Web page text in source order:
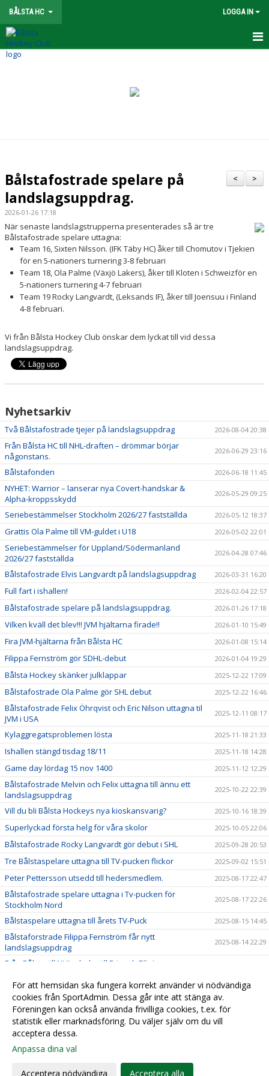
BÅLSTA HC LOGGA IN
FÖRENING
SPONSORER
KALENDER
VÅRA LAG/LEDARE
UTBILDNING
DOKUMENT
ISTIDER
FÖRSLAGSLÅDA
>
<
Bålstafostrade spelare på
landslagsuppdrag.
2026-01-26 17:18
När senaste landslagstrupperna presenterades så är tre
Bålstafostrade spelare uttagna:
Team 16, Sixten Nilsson. (IFK Täby HC) åker till Chomutov i Tjekien
för en 5-nationers turnering 3-8 februari
Team 18, Ola Palme (Växjö Lakers), åker till Kloten i Schweizför en
5-nationers turnering 4-7 februari
Team 19 Rocky Langvardt, (Leksands IF), åker till Joensuu i Finland
4-8 februari.
Vi från Bålsta Hockey Club önskar dem lyckat till vid dessa
landslagsuppdrag.
Nyhetsarkiv
Två Bålstafostrade tjejer på landslagsuppdrag 2026-08-04 20:38
Från Bålsta HC till NHL-draften – drömmar börjar
någonstans.
2026-06-29 23:16
Bålstafonden 2026-06-18 11:45
NYHET: Warrior – lanserar nya Covert-handskar &
Alpha-kroppsskydd
2026-05-29 09:25
Seriebestämmelser Stockholm 2026/27 fastställda 2026-05-12 18:37
Grattis Ola Palme till VM-guldet i U18 2026-05-02 22:01
Seriebestämmelser för Uppland/Södermanland
2026/27 fastställda
2026-04-28 07:46
Bålstafostrade Elvis Langvardt på landslagsuppdrag 2026-03-31 16:20
Full fart i ishallen! 2026-02-04 22:57
Bålstafostrade spelare på landslagsuppdrag. 2026-01-26 17:18
Vilken kväll det blev!!! JVM hjältarna firade!! 2026-01-10 15:49
Fira JVM-hjältarna från Bålsta HC 2026-01-08 15:14
Filippa Fernström gör SDHL-debut 2026-01-04 19:29
Bålsta Hockey skänker julklappar 2025-12-22 17:09
Bålstafostrade Ola Palme gör SHL debut 2025-12-22 16:46
Bålstafostrade Felix Öhrqvist och Eric Nilson uttagna til
JVM i USA
2025-12-11 08:17
Kylaggregatsproblemen lösta 2025-11-18 21:33
Ishallen stängd tisdag 18/11 2025-11-18 14:28
Game day lördag 15 nov 1400 2025-11-12 12:29
Bålstafostrade Melvin och Felix uttagna till ännu ett
landslagsuppdrag
2025-10-22 22:39
Vill du bli Bålsta Hockeys nya kioskansvarig? 2025-10-16 18:39
Superlyckad första helg för våra skolor 2025-10-05 22:06
Bålstafostrade Rocky Langvardt gör debut i SHL 2025-09-28 20:53
Tre Bålstaspelare uttagna till TV-pucken flickor 2025-09-02 15:51
Peter Pettersson utsedd till hedersmedlem. 2025-08-17 22:47
Bålstafostrade spelare uttagna i Tv-pucken för
Stockholm Nord
2025-08-17 22:26
Bålstaspelare uttagna till årets TV-Puck 2025-08-15 14:45
Bålstaforstrade Filippa Fernström får nytt
landslagsuppdrag
2025-08-14 22:29
Från Bålsta till NHL – lycka till Eric och Filip!
Fyra Bålstafostrade spelare uttagna i J20 landslaget 2025-06-14 00:49
Bålstafostrade Melvin Fernström skriver NHL-kontrakt 2025-06-13 23:49
Vi tar nästa steg inom sponsring – vill du vara med? 2025-06-12 22:12
inställningar
Webbversion
För att hemsidan ska fungera korrekt använder vi nödvändiga
cookies från SportAdmin. Dessa går inte att stänga av.
Föreningen kan också använda frivilliga cookies, t.ex. för
statistik eller marknadsföring. Du väljer själv om du vill
acceptera dessa.
Anpassa dina val
Acceptera nödvändiga Acceptera alla